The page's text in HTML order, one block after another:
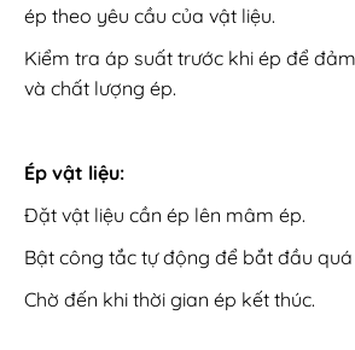
ép theo yêu cầu của vật liệu.
Kiểm tra áp suất trước khi ép để
và chất lượng ép.
Ép vật liệu:
Đặt vật liệu cần ép lên mâm ép.
Bật công tắc tự động để bắt đầu quá
Chờ đến khi thời gian ép kết thúc.